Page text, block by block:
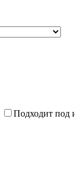
Подходит под